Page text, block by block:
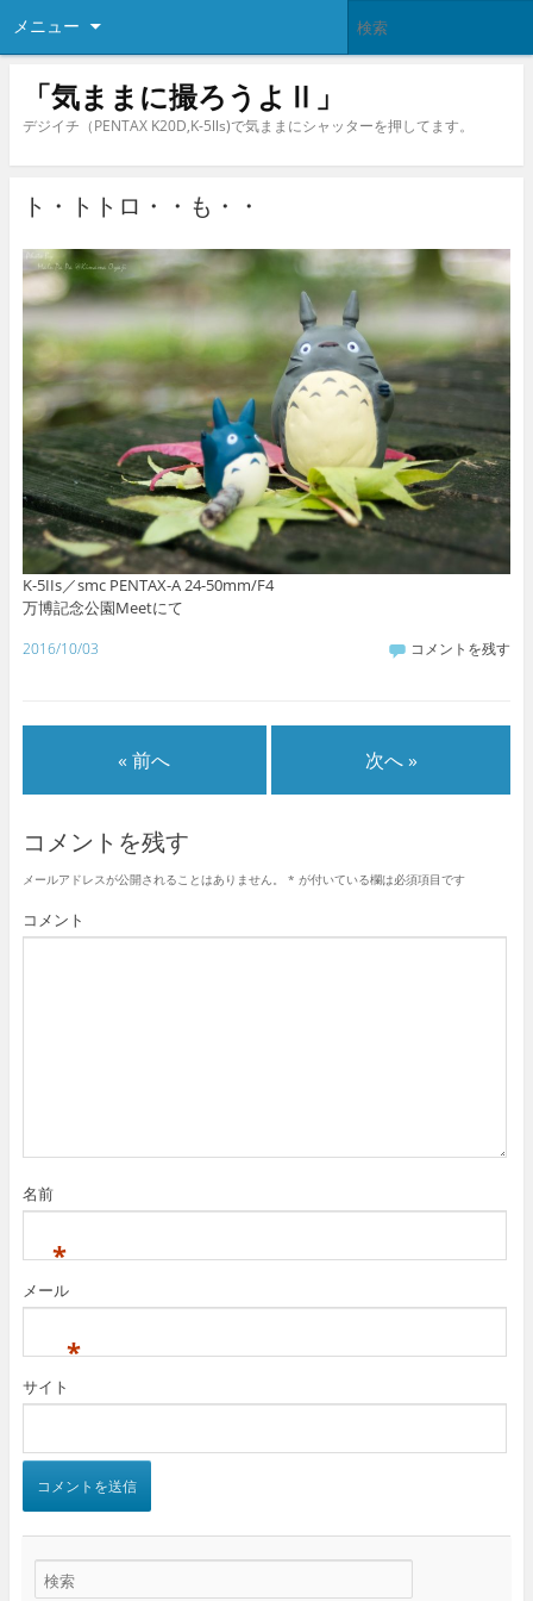
メニュー
「気ままに撮ろうよⅡ」
デジイチ（PENTAX K20D,K-5lls)で気ままにシャッターを押してます。
ト・トトロ・・も・・
K-5IIs／smc PENTAX-A 24-50mm/F4
万博記念公園Meetにて
2016/10/03 コメントを残す
« 前へ 次へ »
コメントを残す
メールアドレスが公開されることはありません。 * が付いている欄は必須項目です
コメント
名前
*
メール
*
サイト